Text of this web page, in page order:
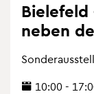
Bie­le­feld
neben
10:00 -